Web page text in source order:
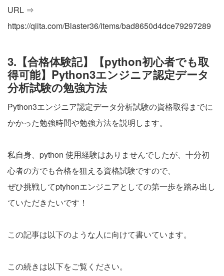
URL ⇒
https://qiita.com/Blaster36/items/bad8650d4dce79297289
3.【合格体験記】【python初心者でも取
得可能】Python3エンジニア認定データ
分析試験の勉強方法
Python3エンジニア認定データ分析試験の資格取得までに
かかった勉強時間や勉強方法を説明します。
私自身、python 使用経験はありませんでしたが、十分初
心者の方でも合格を狙える資格試験ですので、
ぜひ挑戦してptyhonエンジニアとしての第一歩を踏み出し
ていただきたいです！
この記事は以下のような人に向けて書いています。
この続きは以下をご覧ください。